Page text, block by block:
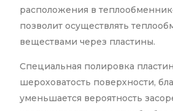
расположения в
позволит осуществлять
веществами через пластины.
Специальная полировка
шероховатость поверхности,
уменьшается вероятность